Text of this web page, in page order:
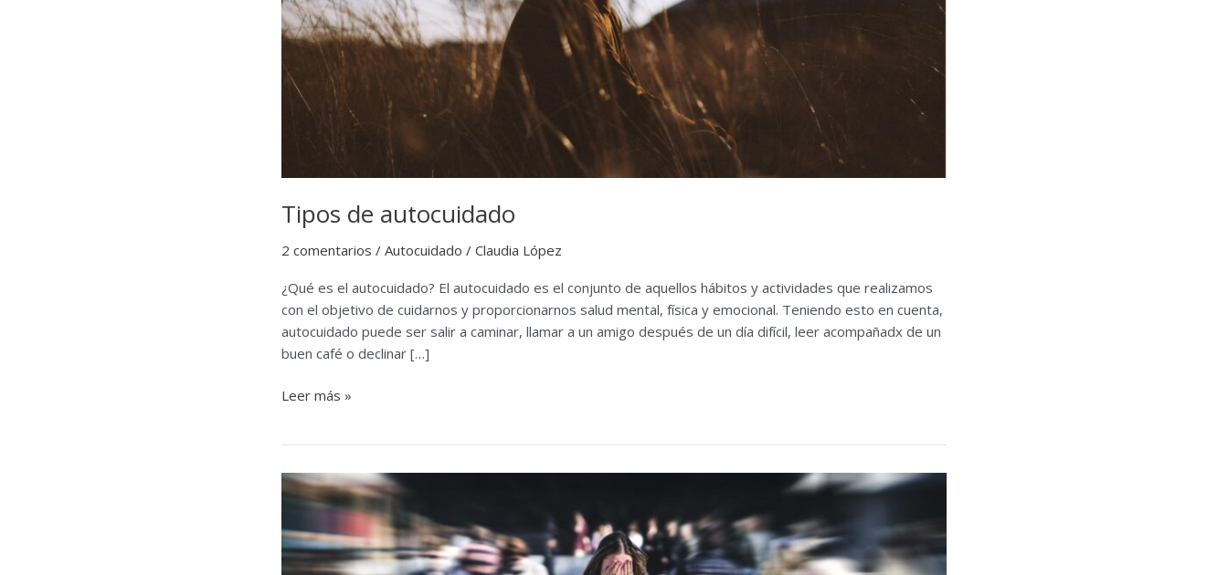
Tipos de autocuidado
2 comentarios / Autocuidado / Claudia López
¿Qué es el autocuidado? El autocuidado es el conjunto de aquellos hábitos y actividades que realizamos
con el objetivo de cuidarnos y proporcionarnos salud mental, física y emocional. Teniendo esto en cuenta,
autocuidado puede ser salir a caminar, llamar a un amigo después de un día difícil, leer acompañadx de un
buen café o declinar […]
Tipos
Leer más »